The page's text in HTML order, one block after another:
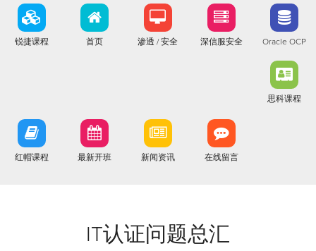
锐捷课程 首页 渗透 / 安全 深信服安全 Oracle OCP
思科课程
红帽课程 最新开班 新闻资讯 在线留言
IT认证问题总汇